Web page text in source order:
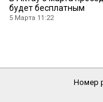
будет бесплатным
5 Марта 11:22
Номер